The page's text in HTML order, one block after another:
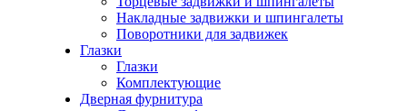
Накладные задвижки и шпингалеты
Поворотники для задвижек
Глазки
Глазки
Комплектующие
Дверная фурнитура